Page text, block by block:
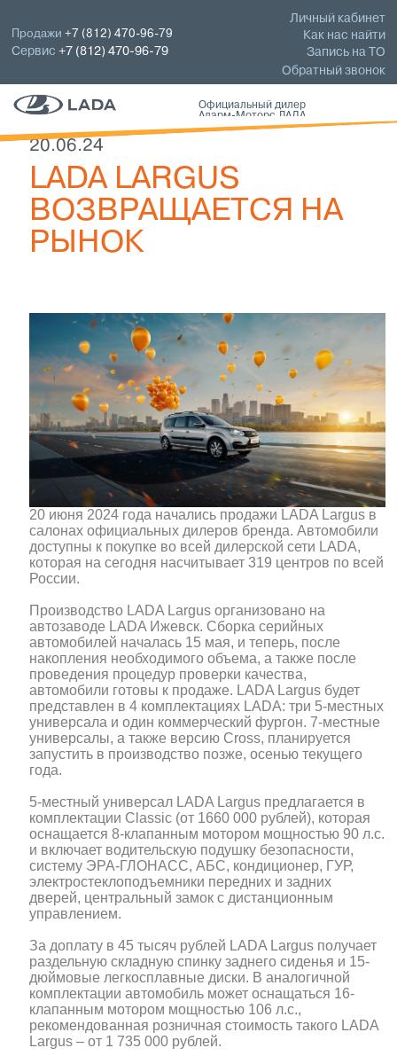
Личный кабинет
Как нас найти
Запись на ТО
Обратный звонок
Продажи+7 (812) 470-96-79
Сервис+7 (812) 470-96-79
Официальный дилер
Аларм-Моторс ЛАДА
20.06.24
LADA LARGUS
ВОЗВРАЩАЕТСЯ НА
РЫНОК
20 июня 2024 года начались продажи LADA Largus в
салонах официальных дилеров бренда. Автомобили
доступны к покупке во всей дилерской сети LADA,
которая на сегодня насчитывает 319 центров по всей
России.
Производство LADA Largus организовано на
автозаводе LADA Ижевск. Сборка серийных
автомобилей началась 15 мая, и теперь, после
накопления необходимого объема, а также после
проведения процедур проверки качества,
автомобили готовы к продаже. LADA Largus будет
представлен в 4 комплектациях LADA: три 5-местных
универсала и один коммерческий фургон. 7-местные
универсалы, а также версию Cross, планируется
запустить в производство позже, осенью текущего
года.
5-местный универсал LADA Largus предлагается в
комплектации Classic (от 1660 000 рублей), которая
оснащается 8-клапанным мотором мощностью 90 л.с.
и включает водительскую подушку безопасности,
систему ЭРА-ГЛОНАСС, АБС, кондиционер, ГУР,
электростеклоподъемники передних и задних
дверей, центральный замок с дистанционным
управлением.
За доплату в 45 тысяч рублей LADA Largus получает
раздельную складную спинку заднего сиденья и 15-
дюймовые легкосплавные диски. В аналогичной
комплектации автомобиль может оснащаться 16-
клапанным мотором мощностью 106 л.с.,
рекомендованная розничная стоимость такого LADA
Largus – от 1 735 000 рублей.